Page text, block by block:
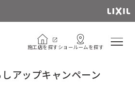
施工店を探す シ ョ ー ルーム を探す
アップキャンペーン